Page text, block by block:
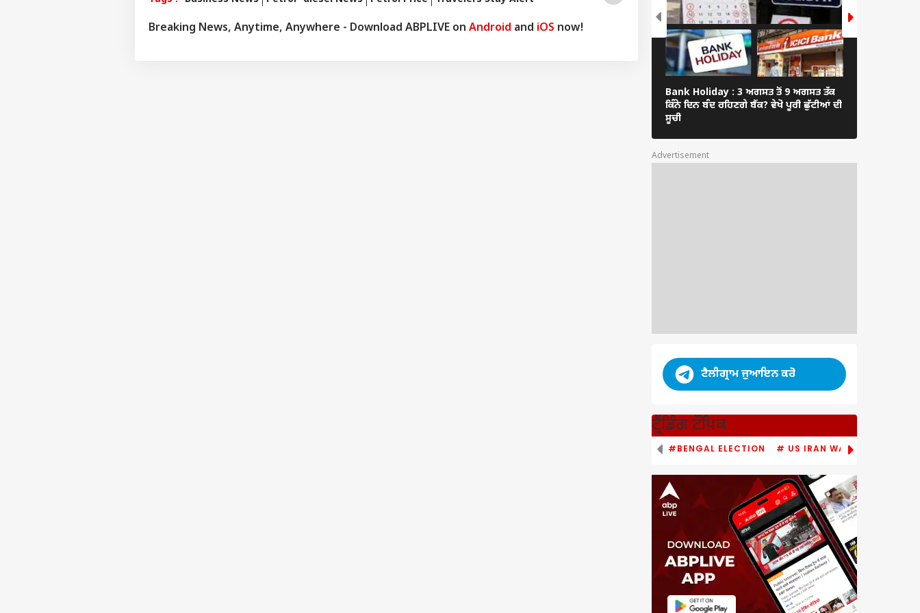
Breaking News, Anytime, Anywhere - Download ABPLIVE on Android and iOS now!
Bank Holiday : 3 ਅਗਸਤ ਤੋਂ 9 ਅਗਸਤ ਤੱਕ
ਕਿੰਨੇ ਦਿਨ ਬੰਦ ਰਹਿਣਗੇ ਬੈਂਕ? ਵੇਖੋ ਪੂਰੀ ਛੁੱਟੀਆਂ ਦੀ
ਸੂਚੀ
Advertisement
ਟੈਲੀਗ੍ਰਾਮ ਜੁਆਇਨ ਕਰੋ
ਟ੍ਰੈਂਡਿੰਗ ਟੌਪਿਕ
#BENGAL ELECTION # US IRAN WAR
ਦਿਨਾਂ 'ਚ ਵੱਡਾ ਫੈਸਲਾ...